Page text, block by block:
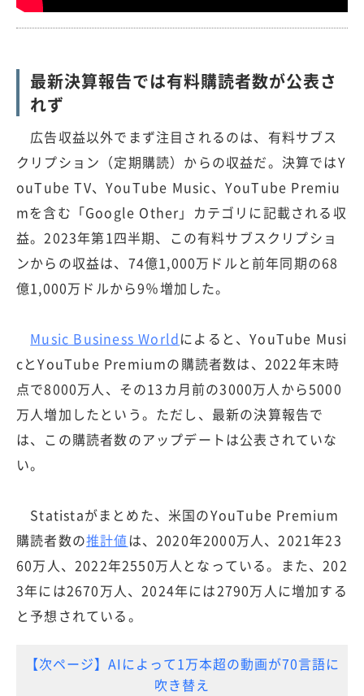
最新決算報告では有料購読者数が公表さ
れず
広告収益以外でまず注目されるのは、有料サブス
クリプション（定期購読）からの収益だ。決算ではY
ouTube TV、YouTube Music、YouTube Premiu
mを含む「Google Other」カテゴリに記載される収
益。2023年第1四半期、この有料サブスクリプショ
ンからの収益は、74億1,000万ドルと前年同期の68
億1,000万ドルから9％増加した。
Music Business Worldによると、YouTube Musi
cとYouTube Premiumの購読者数は、2022年末時
点で8000万人、その13カ月前の3000万人から5000
万人増加したという。ただし、最新の決算報告で
は、この購読者数のアップデートは公表されていな
い。
Statistaがまとめた、米国のYouTube Premium
購読者数の推計値は、2020年2000万人、2021年23
60万人、2022年2550万人となっている。また、202
3年には2670万人、2024年には2790万人に増加する
と予想されている。
【次ページ】AIによって1万本超の動画が70言語に
吹き替え